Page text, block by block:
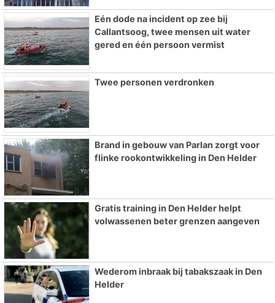
Eén dode na incident op zee bij
Callantsoog, twee mensen uit water
gered en één persoon vermist
Twee personen verdronken
Brand in gebouw van Parlan zorgt voor
flinke rookontwikkeling in Den Helder
Gratis training in Den Helder helpt
volwassenen beter grenzen aangeven
Wederom inbraak bij tabakszaak in Den
Helder